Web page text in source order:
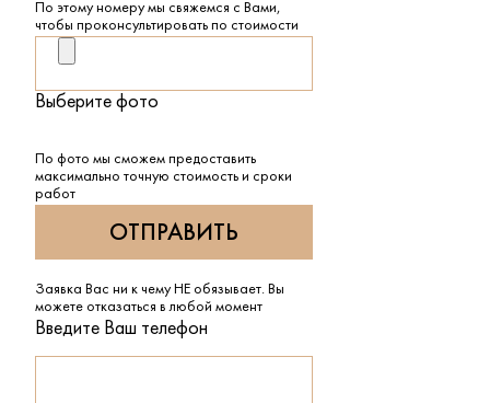
По этому номеру мы свяжемся с Вами,
чтобы проконсультировать по стоимости
Выберите фото
По фото мы сможем предоставить
максимально точную стоимость и сроки
работ
Заявка Вас ни к чему НЕ обязывает. Вы
можете отказаться в любой момент
Введите Ваш телефон